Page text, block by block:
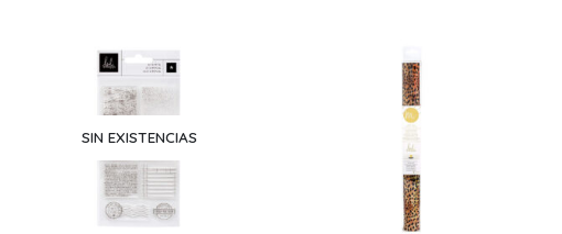
SIN EXISTENCIAS